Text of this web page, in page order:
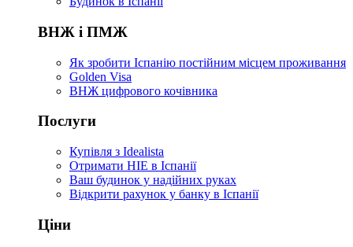
ВНЖ і ПМЖ
Як зробити Іспанію постійним місцем проживання
Golden Visa
ВНЖ цифрового кочівника
Послуги
Купівля з Idealista
Отримати НІЕ в Іспанії
Ваш будинок у надійних руках
Відкрити рахунок у банку в Іспанії
Ціни